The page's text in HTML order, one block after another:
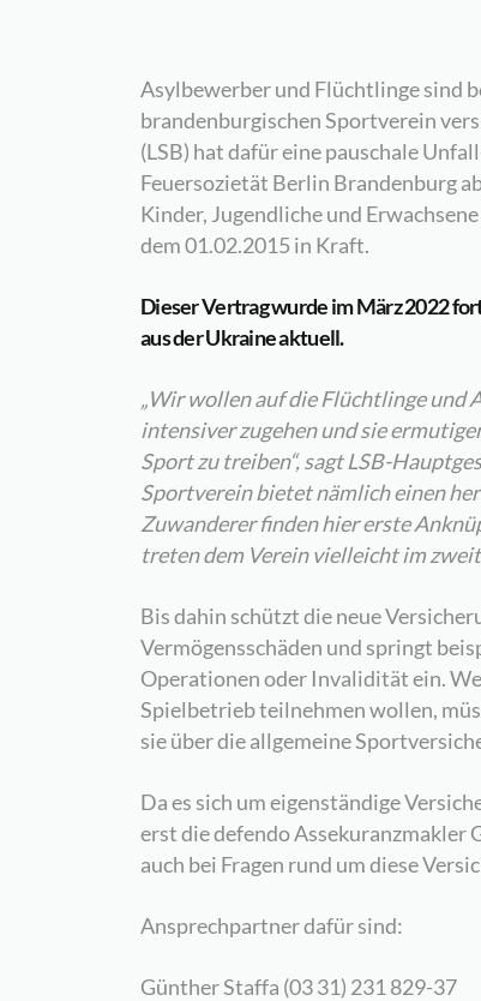
Asylbewerber und Flüchtlinge sind
brandenburgischen Sportverein
(LSB) hat dafür eine pauschale
Feuersozietät Berlin Brandenburg
Kinder, Jugendliche und
dem 01.02.2015 in Kraft.
Dieser Vertrag wurde im März 2022
aus der Ukraine aktuell.
„Wir wollen auf die Flüchtlinge und
intensiver zugehen und sie
Sport zu treiben“, sagt LSB-
Sportverein bietet nämlich einen
Zuwanderer finden hier erste
treten dem Verein vielleicht im
Bis dahin schützt die neue
Vermögensschäden und springt
Operationen oder Invalidität ein.
Spielbetrieb teilnehmen wollen,
sie über die allgemeine
Da es sich um eigenständige
erst die defendo
auch bei Fragen rund um diese
Ansprechpartner dafür sind:
Günther Staffa (03 31) 231 829-37